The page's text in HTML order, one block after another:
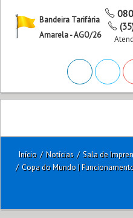
Bandeira Tarifária
Amarela - AGO/26
Início / Notícias / Sala de
/ Copa do Mundo |